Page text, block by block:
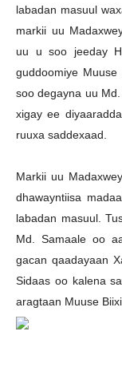
labadan masuul
markii uu
uu u soo jeeday
guddoomiye
soo degayna uu
xigay ee
ruuxa saddexaad.
Markii uu
dhawayntiisa
labadan masuul.
Md. Samaale oo
gacan qaadayaan
Sidaas oo kalena
aragtaan Muuse